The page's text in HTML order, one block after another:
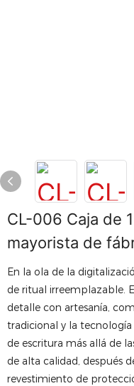
CL-006 Caja de
mayorista de
En la ola de la
de ritual irreemplazable.
detalle con artesanía,
tradicional y la
de escritura más allá de
de alta calidad, después
revestimiento de